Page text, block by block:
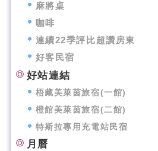
麻將桌
咖啡
連續22季評比超讚房東
好客民宿
好站連結
梧藏美萊茵旅宿(一館)
橙館美萊茵旅宿(二館)
特斯拉專用充電站民宿
月曆